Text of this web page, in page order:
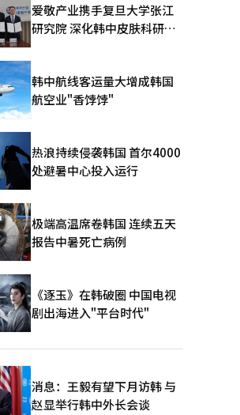
爱敬产业携手复旦大学张江
研究院 深化韩中皮肤科研合
韩中航线客运量大增成韩国
航空业"香饽饽"
热浪持续侵袭韩国 首尔4000
处避暑中心投入运行
极端高温席卷韩国 连续五天
报告中暑死亡病例
《逐玉》在韩破圈 中国电视
剧出海进入"平台时代"
消息：王毅有望下月访韩 与
赵显举行韩中外长会谈